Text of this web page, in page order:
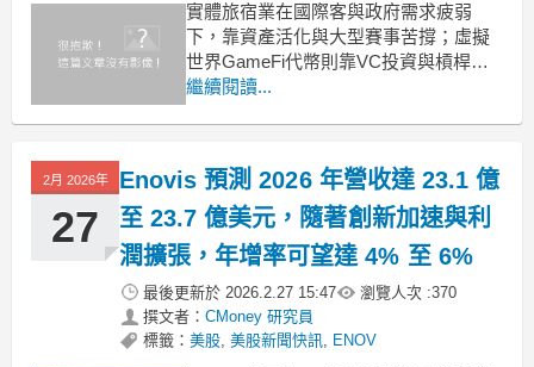
實體旅宿業在國際客與政府需求疲弱
下，靠資產活化與大型賽事苦撐；虛擬
世界GameFi代幣則靠VC投資與槓桿短
空擠壓，一週暴衝370%。實體與虛擬兩
display: flex !impo
繼續閱讀...
2月 2026年
27
Enovis 預測 2026 年營收達 23.1 億
至 23.7 億美元，隨著創新加速與利
潤擴張，年增率可望達 4% 至 6%
最後更新於 2026.2.27 15:47 瀏覽人次 :370
撰文者： CMoney 研究員
標籤： 美股, 美股新聞快訊, ENOV